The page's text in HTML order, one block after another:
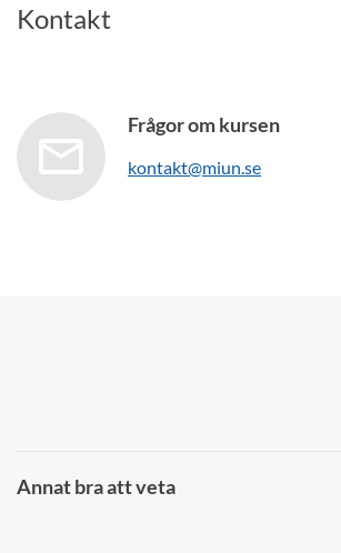
Kontakt
Frågor om kursen
kontakt@miun.se
Annat bra att veta